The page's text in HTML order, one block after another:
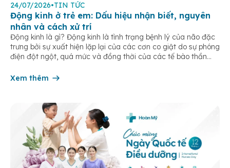
24/07/2026•TIN TỨC
Động kinh ở trẻ em: Dấu hiệu nhận biết, nguyên
nhân và cách xử trí
Động kinh là gì? Động kinh là tình trạng bệnh lý của não đặc
trưng bởi sự xuất hiện lặp lại của các cơn co giật do sự phóng
điện đột ngột, quá mức và đồng thời của các tế bào thần
Xem thêm